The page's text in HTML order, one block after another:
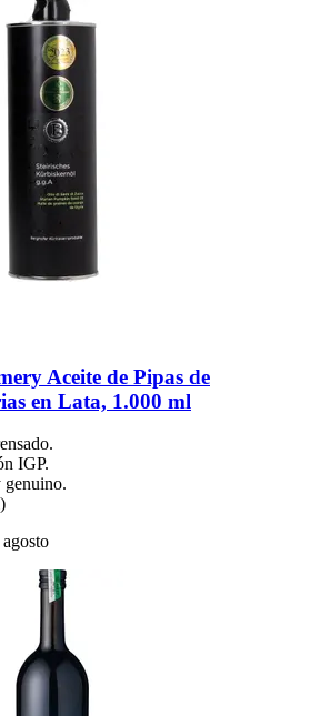
Aceite de Pipas de
en Lata, 1.000 ml
IGP.
genuino.